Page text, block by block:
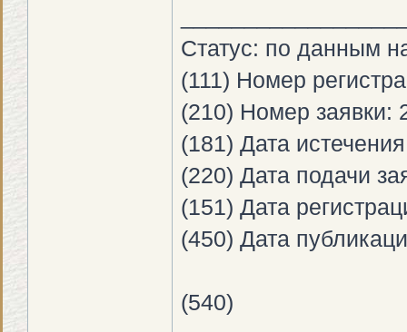
Статус: по данным
(111) Номер
(210) Номер заявки:
(181) Дата
(220) Дата подачи
(151) Дата
(450) Дата
(540)